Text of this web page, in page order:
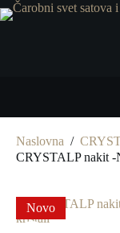
Preskoči
na
Naslovna /
CRYSTALP nakit -
Novo